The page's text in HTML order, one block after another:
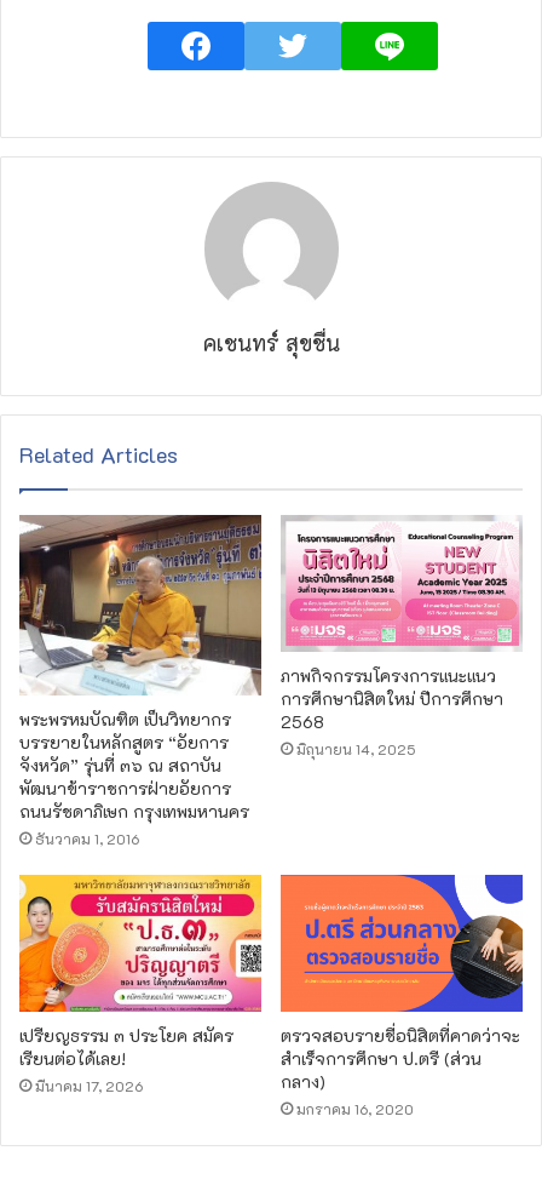
คเชนทร์ สุขชื่น
Related Articles
พระพรหมบัณฑิต เป็นวิทยากร
บรรยายในหลักสูตร “อัยการ
จังหวัด” รุ่นที่ ๓๖ ณ สถาบัน
พัฒนาข้าราชการฝ่ายอัยการ
ถนนรัชดาภิเษก กรุงเทพมหานคร
ธันวาคม 1, 2016
ภาพกิจกรรมโครงการแนะแนว
การศึกษานิสิตใหม่ ปีการศึกษา
2568
มิถุนายน 14, 2025
เปรียญธรรม ๓ ประโยค สมัคร
เรียนต่อได้เลย!
มีนาคม 17, 2026
ตรวจสอบรายชื่อนิสิตที่คาดว่าจะ
สำเร็จการศึกษา ป.ตรี (ส่วน
กลาง)
มกราคม 16, 2020